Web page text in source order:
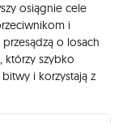
osiągnie cele
i
o losach
którzy szybko
i korzystają z